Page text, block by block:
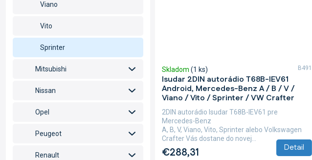
Viano
Vito
Sprinter
Mitsubishi
Nissan
Opel
Peugeot
Renault
Isudar 2DIN autorádio T68B-IEV61
Android, Mercedes-Benz A / B / V /
Viano / Vito / Sprinter / VW Crafter
Skladom (1 ks)
€288,31 Detail
2DIN autorádio Isudar T68B-IEV61 pre
Mercedes-Benz
A, B, V, Viano, Vito, Sprinter alebo Volkswagen
Crafter Vás dostane do novej...
B491